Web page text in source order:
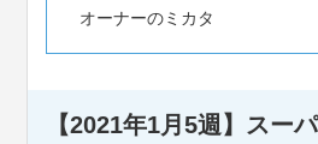
オーナーのミカタ
【2021年1月5週】スー